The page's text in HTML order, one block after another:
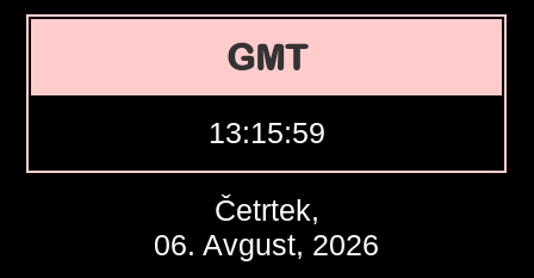
GMT
13:16:00
Četrtek,
06. Avgust, 2026